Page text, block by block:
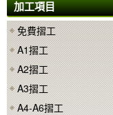
加工項目
免費摺工
A1摺工
A2摺工
A3摺工
A4-A6摺工